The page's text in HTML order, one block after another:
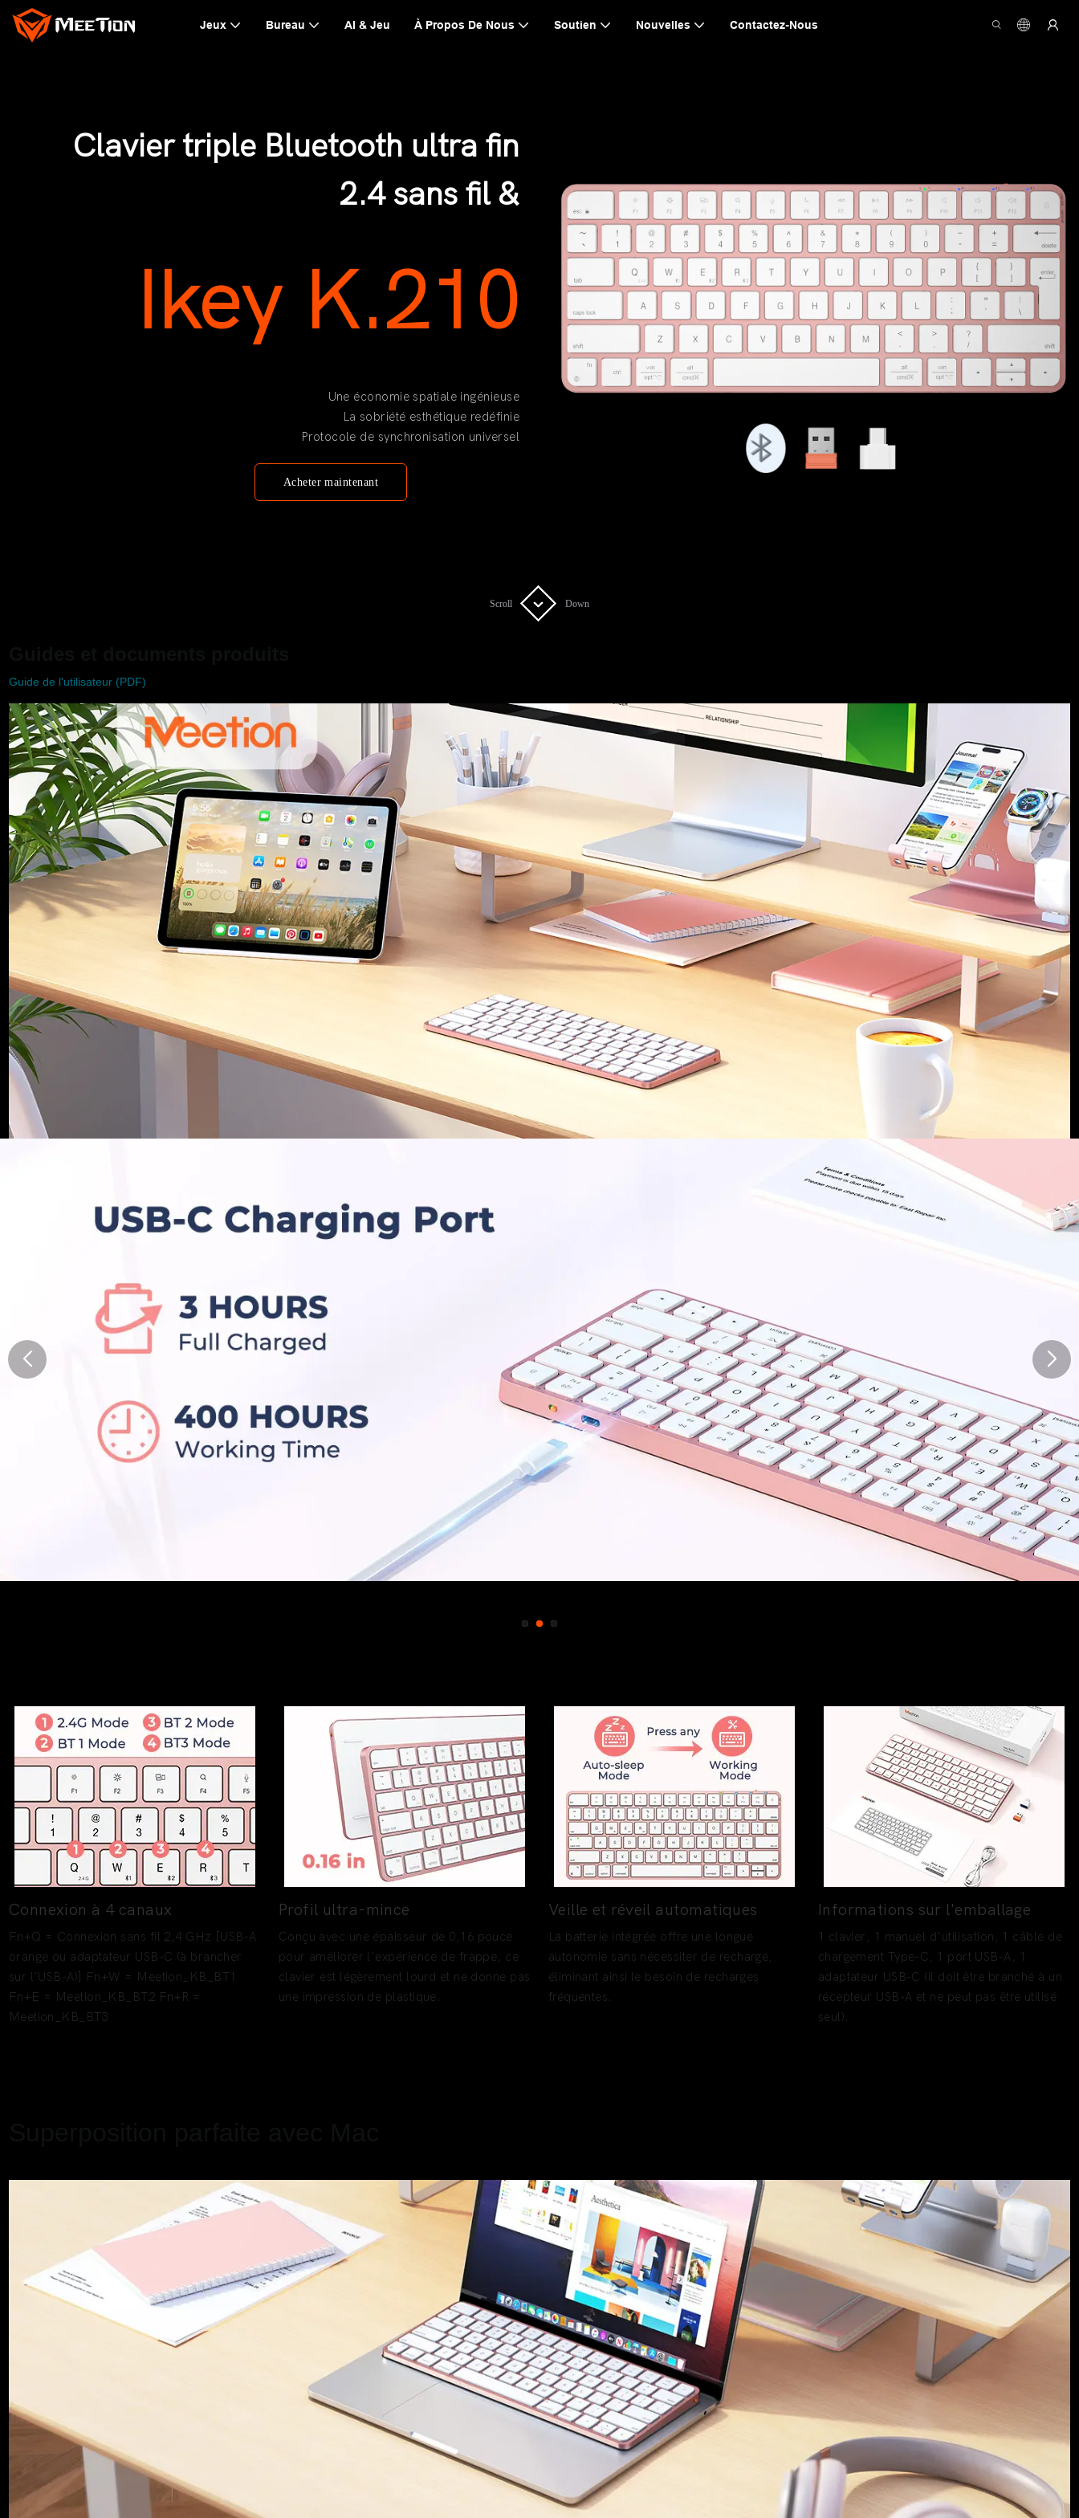
Jeux Bureau AI & Jeu À Propos De Nous Soutien Nouvelles Contactez-Nous
Clavier triple Bluetooth ultra fin
2.4 sans fil &
Ikey K.210
Une économie spatiale ingénieuse
La sobriété esthétique redéfinie
Protocole de synchronisation universel
Acheter maintenant
Scroll Down
Scroll Down
Guide de l'utilisateur (PDF)
Connexion à 4 canaux
Fn+Q = Connexion sans fil 2,4 GHz [USB-A
orange ou adaptateur USB-C (à brancher
sur l'USB-A)] Fn+W = Meetion_KB_BT1
Fn+E = Meetion_KB_BT2 Fn+R =
Meetion_KB_BT3
Profil ultra-mince
Conçu avec une épaisseur de 0,16 pouce
pour améliorer l'expérience de frappe, ce
clavier est légèrement lourd et ne donne pas
une impression de plastique.
Veille et réveil automatiques
La batterie intégrée offre une longue
autonomie sans nécessiter de recharge,
éliminant ainsi le besoin de recharges
fréquentes.
Informations sur l'emballage
1 clavier, 1 manuel d'utilisation, 1 câble de
chargement Type-C, 1 port USB-A, 1
adaptateur USB-C (il doit être branché à un
récepteur USB-A et ne peut pas être utilisé
seul).